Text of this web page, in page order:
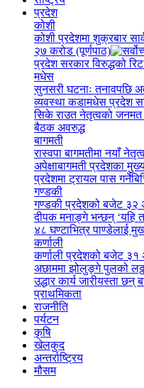
प्रदेश
कोशी
कोशी प्रदेशमा शुक्रबार
२७ करोड (पूर्णपाठ)
प्रदेश सरकार विरुद्धको रिट
मधेस
सुनसरी घटनाः तनावपछि
व्यवस्था कडामधेस प्रदेश
सिके राउत नेतृत्वको जनमत
बैठक अवरुद्ध
बागमती
रास्वपा बागमतीमा नयाँ
अपेक्षाबागमती प्रदेशका
प्रदेशमा ट्रायल पास
गण्डकी
गण्डकी प्रदेशको बजेट ३२
दीपक मनाङ्गे भन्छन् ‘यहि
४८ घण्टाभित्र पाण्डेलाई
कर्णाली
कर्णाली प्रदेशको बजेट ३१
अछाममा झोलुङ्गे पुलको
उद्धार कार्य जारीयस्ता छन्
प्राथमिकता
राजनीति
पर्यटन
कृषि
खेलकुद
अन्तर्राष्ट्रिय
मौसम